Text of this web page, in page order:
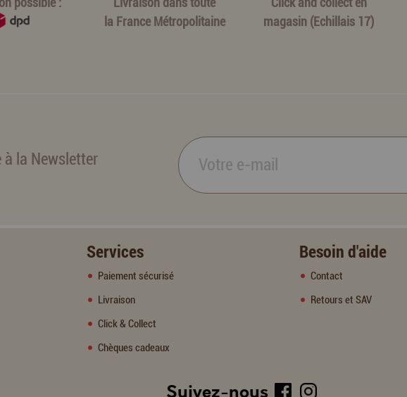
la France Métropolitaine
magasin (Echillais 17)
à la Newsletter
Services
Paiement sécurisé
Livraison
Click & Collect
Chèques cadeaux
Besoin d'aide
Contact
Retours et SAV
Suivez-nous